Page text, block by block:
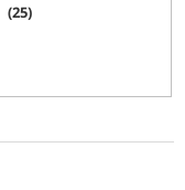
25